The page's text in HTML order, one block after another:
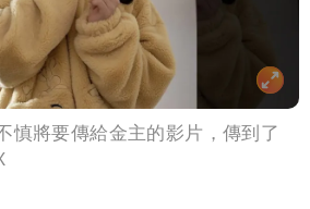
慎將要傳給金主的影片，傳到了